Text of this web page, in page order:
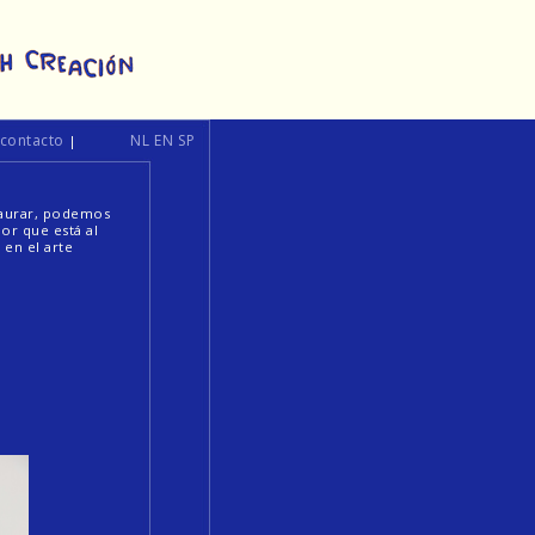
| NL EN SP
podemos
que está al
en el arte